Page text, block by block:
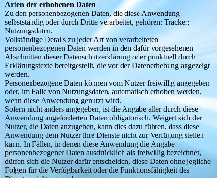
Arten der erhobenen Daten
Zu den personenbezogenen Daten, die diese Anwendung
selbstständig oder durch Dritte verarbeitet, gehören: Tracker;
Nutzungsdaten.
Vollständige Details zu jeder Art von verarbeiteten
personenbezogenen Daten werden in den dafür vorgesehenen
Abschnitten dieser Datenschutzerklärung oder punktuell durch
Erklärungstexte bereitgestellt, die vor der Datenerhebung angezeigt
werden.
Personenbezogene Daten können vom Nutzer freiwillig angegeben
oder, im Falle von Nutzungsdaten, automatisch erhoben werden,
wenn diese Anwendung genutzt wird.
Sofern nicht anders angegeben, ist die Angabe aller durch diese
Anwendung angeforderten Daten obligatorisch. Weigert sich der
Nutzer, die Daten anzugeben, kann dies dazu führen, dass diese
Anwendung dem Nutzer ihre Dienste nicht zur Verfügung stellen
kann. In Fällen, in denen diese Anwendung die Angabe
personenbezogener Daten ausdrücklich als freiwillig bezeichnet,
dürfen sich die Nutzer dafür entscheiden, diese Daten ohne jegliche
Folgen für die Verfügbarkeit oder die Funktionsfähigkeit des